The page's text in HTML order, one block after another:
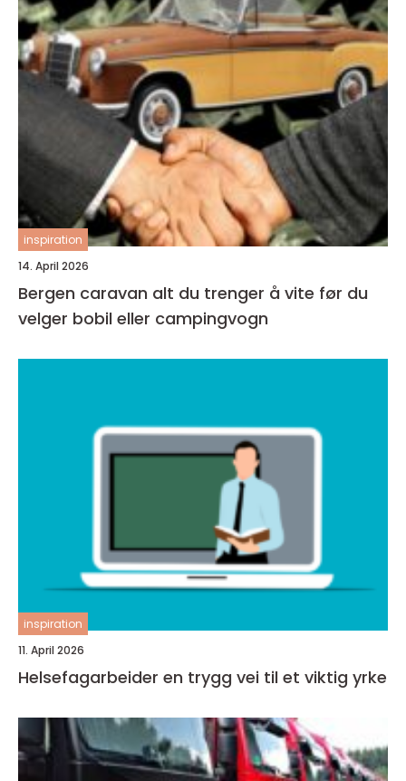
inspiration
14. April 2026
Bergen caravan alt du trenger å vite før du
velger bobil eller campingvogn
inspiration
11. April 2026
Helsefagarbeider en trygg vei til et viktig yrke